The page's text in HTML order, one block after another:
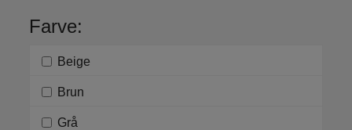
Farve:
Beige
Brun
Grå